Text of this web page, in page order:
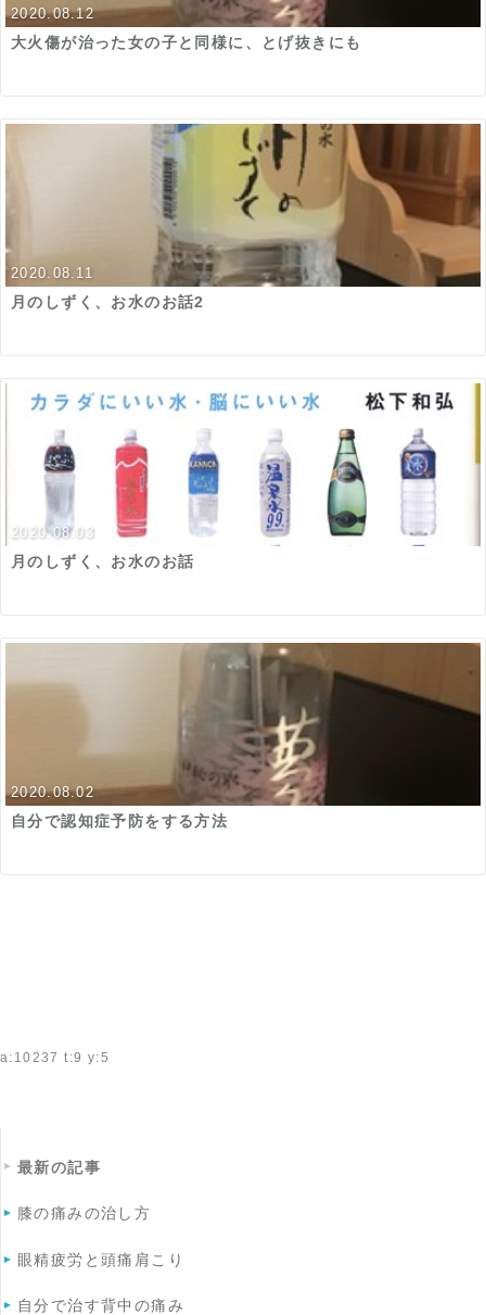
2020.08.12
大火傷が治った女の子と同様に、とげ抜きにも
2020.08.11
月のしずく、お水のお話2
2020.08.03
月のしずく、お水のお話
2020.08.02
自分で認知症予防をする方法
a:10237 t:9 y:5
最新の記事
膝の痛みの治し方
眼精疲労と頭痛肩こり
自分で治す背中の痛み